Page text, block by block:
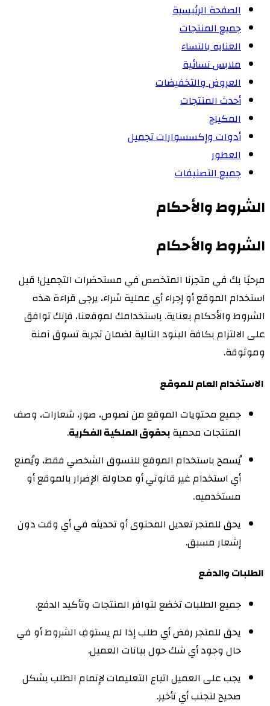
الصفحة الرئيسية
جميع المنتجات
العنايه بالنساء
ملابس نسائية
العروض والتخفيضات
أحدث المنتجات
المكياج
أدوات وإكسسوارات تجميل
العطور
جميع التصنيفات
الشروط والأحكام
الشروط والأحكام
مرحبًا بك في متجرنا المتخصص في مستحضرات التجميل! قبل
استخدام الموقع أو إجراء أي عملية شراء، يرجى قراءة هذه
الشروط والأحكام بعناية. باستخدامك لموقعنا، فإنك توافق
على الالتزام بكافة البنود التالية لضمان تجربة تسوق آمنة
وموثوقة.
الاستخدام العام للموقع
جميع محتويات الموقع من نصوص، صور، شعارات، وصف
المنتجات محميةبحقوق الملكية الفكرية.
يُسمح باستخدام الموقع للتسوق الشخصي فقط، ويُمنع
أي استخدام غير قانوني أو محاولة الإضرار بالموقع أو
مستخدميه.
يحق للمتجر تعديل المحتوى أو تحديثه في أي وقت دون
إشعار مسبق.
الطلبات والدفع
جميع الطلبات تخضع لتوافر المنتجات وتأكيد الدفع.
يحق للمتجر رفض أي طلب إذا لم يستوفِ الشروط أو في
حال وجود أي شك حول بيانات العميل.
يجب على العميل اتباع التعليمات لإتمام الطلب بشكل
صحيح لتجنب أي تأخير.